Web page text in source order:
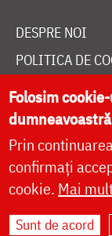
DESPRE NOI
POLITICA DE
DONEAZĂ
LIVE
Site
Folosim
Prin
confirmați
cookie. Mai
Sunt de acord